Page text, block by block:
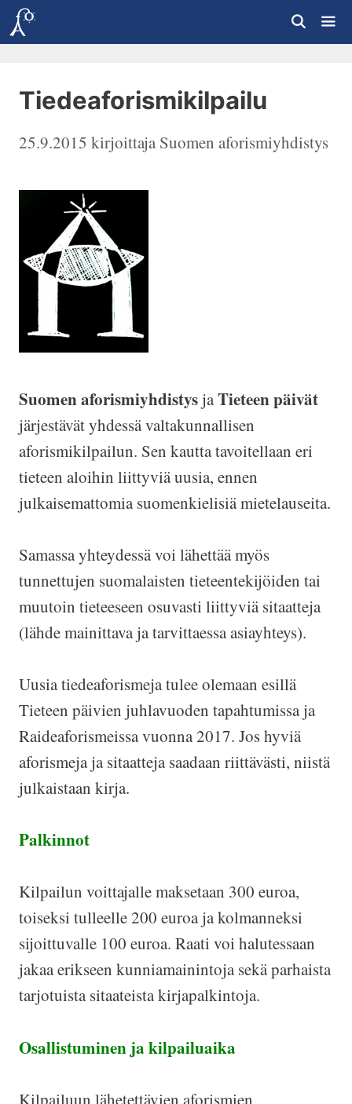
Siirry
sisältöön
Tiedeaforismikilpailu
25.9.2015 kirjoittajaSuomen aforismiyhdistys
Suomen aforismiyhdistys jaTieteen päivät
järjestävät yhdessä valtakunnallisen
aforismikilpailun. Sen kautta tavoitellaan eri
tieteen aloihin liittyviä uusia, ennen
julkaisemattomia suomenkielisiä mietelauseita.
Samassa yhteydessä voi lähettää myös
tunnettujen suomalaisten tieteentekijöiden tai
muutoin tieteeseen osuvasti liittyviä sitaatteja
(lähde mainittava ja tarvittaessa asiayhteys).
Uusia tiedeaforismeja tulee olemaan esillä
Tieteen päivien juhlavuoden tapahtumissa ja
Raideaforismeissa vuonna 2017. Jos hyviä
aforismeja ja sitaatteja saadaan riittävästi, niistä
julkaistaan kirja.
Palkinnot
Kilpailun voittajalle maksetaan 300 euroa,
toiseksi tulleelle 200 euroa ja kolmanneksi
sijoittuvalle 100 euroa. Raati voi halutessaan
jakaa erikseen kunniamainintoja sekä parhaista
tarjotuista sitaateista kirjapalkintoja.
Osallistuminen ja kilpailuaika
Kilpailuun lähetettävien aforismien